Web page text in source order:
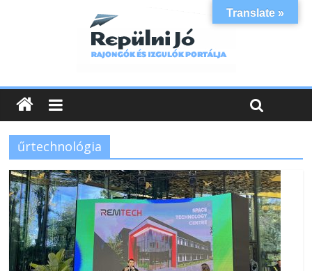
űrtechnológia
Translate »